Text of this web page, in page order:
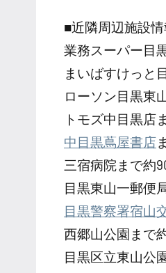
■近隣周辺施設情
業務スーパー目
まいばすけっと
ローソン目黒東
トモズ中目黒店
中目黒蔦屋書店
三宿病院まで約
目黒東山一郵便
目黒警察署宿山
西郷山公園まで
目黒区立東山公